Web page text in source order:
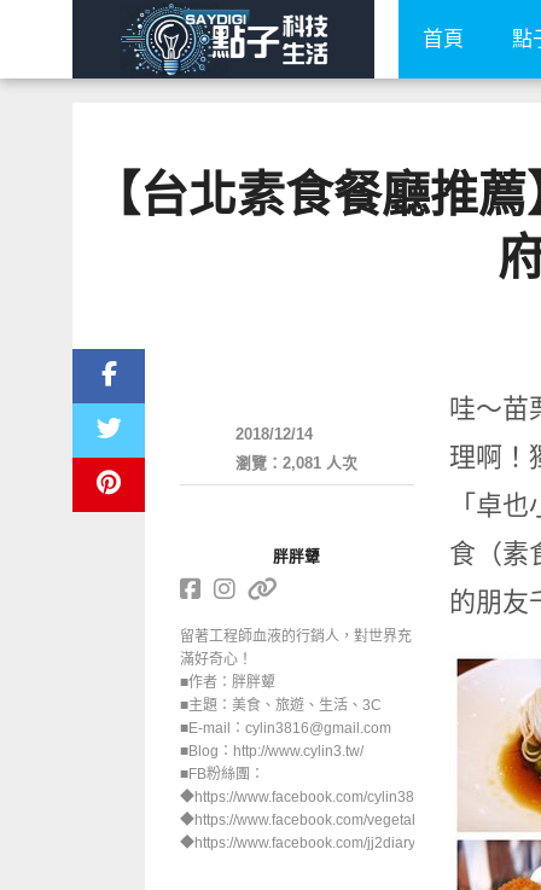
首頁 點
【台北素食餐廳推
哇～苗
理啊！
「卓
食（素
的朋友
2018/12/14
瀏覽：2,081 人次
胖胖顰
留著工程師血液的行銷人，對世界充
滿好奇心！
■作者：胖胖顰
■主題：美食、旅遊、生活、3C
■E-mail：cylin3816@gmail.com
■Blog：http://www.cylin3.tw/
■FB粉絲團：
◆https://www.facebook.com/cylin3816/
◆https://www.facebook.com/vegetable.foods/
◆https://www.facebook.com/jj2diary/